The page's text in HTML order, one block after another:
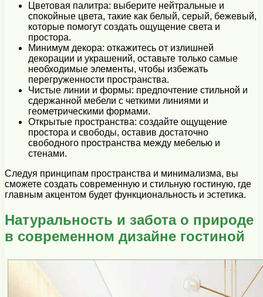
Цветовая палитра: выберите нейтральные и
спокойные цвета, такие как белый, серый, бежевый,
которые помогут создать ощущение света и
простора.
Минимум декора: откажитесь от излишней
декорации и украшений, оставьте только самые
необходимые элементы, чтобы избежать
перегруженности пространства.
Чистые линии и формы: предпочтение стильной и
сдержанной мебели с четкими линиями и
геометрическими формами.
Открытые пространства: создайте ощущение
простора и свободы, оставив достаточно
свободного пространства между мебелью и
стенами.
Следуя принципам пространства и минимализма, вы
сможете создать современную и стильную гостиную, где
главным акцентом будет функциональность и эстетика.
Натуральность и забота о природе
в современном дизайне гостиной